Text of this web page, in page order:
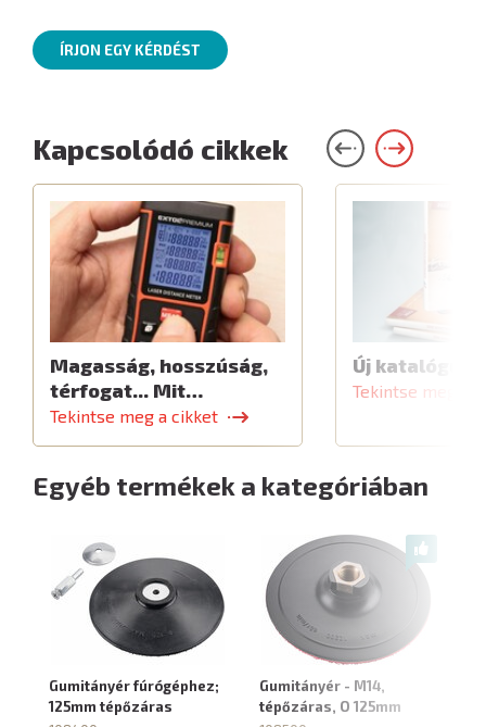
ÍRJON EGY KÉRDÉST
Kapcsolódó cikkek
Magasság, hosszúság,
térfogat... Mit…
Tekintse meg a cikket
Új katalógus
Tekintse meg a
Egyéb termékek a kategóriában
Gumitányér fúrógéphez;
125mm tépőzáras
Gumitányér - M14,
tépőzáras, O 125mm